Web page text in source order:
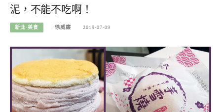
泥，不能不吃啊！
新北-美食 徐威廉 2019-07-09